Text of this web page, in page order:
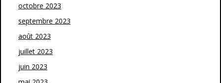
octobre 2023
septembre 2023
août 2023
juillet 2023
juin 2023